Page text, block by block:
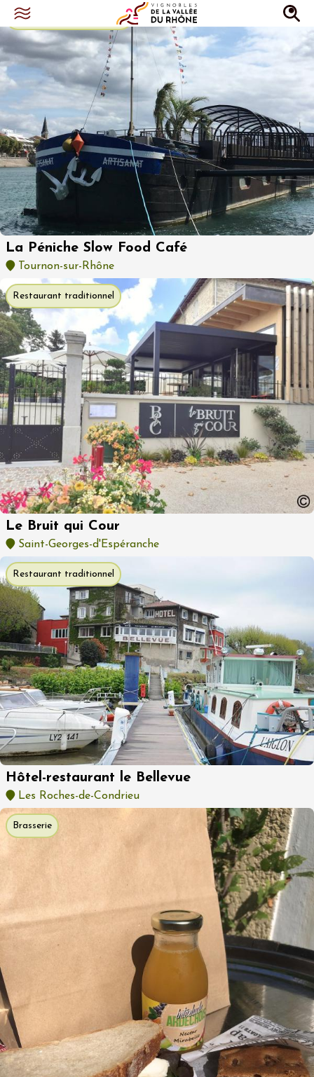
Restaurant bistronomique
La Péniche Slow Food Café
Tournon-sur-Rhône
Restaurant traditionnel
Le Bruit qui Cour
Saint-Georges-d'Espéranche
Restaurant traditionnel
Hôtel-restaurant le Bellevue
Les Roches-de-Condrieu
Brasserie